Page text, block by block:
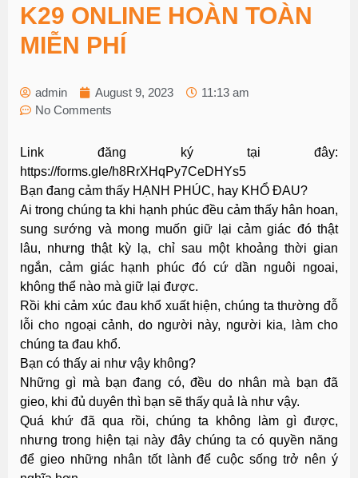
K29 ONLINE HOÀN TOÀN
MIỄN PHÍ
admin August 9, 2023
11:13 am
No Comments
Link đăng ký tại đây:
https://forms.gle/h8RrXHqPy7CeDHYs5
Bạn đang cảm thấy HẠNH PHÚC, hay KHỔ ĐAU?
Ai trong chúng ta khi hạnh phúc đều cảm thấy hân hoan,
sung sướng và mong muốn giữ lại cảm giác đó thật
lâu, nhưng thật kỳ lạ, chỉ sau một khoảng thời gian
ngắn, cảm giác hạnh phúc đó cứ dần nguôi ngoai,
không thể nào mà giữ lại được.
Rồi khi cảm xúc đau khổ xuất hiện, chúng ta thường đỗ
lỗi cho ngoại cảnh, do người này, người kia, làm cho
chúng ta đau khổ.
Bạn có thấy ai như vậy không?
Những gì mà bạn đang có, đều do nhân mà bạn đã
gieo, khi đủ duyên thì bạn sẽ thấy quả là như vậy.
Quá khứ đã qua rồi, chúng ta không làm gì được,
nhưng trong hiện tại này đây chúng ta có quyền năng
để gieo những nhân tốt lành để cuộc sống trở nên ý